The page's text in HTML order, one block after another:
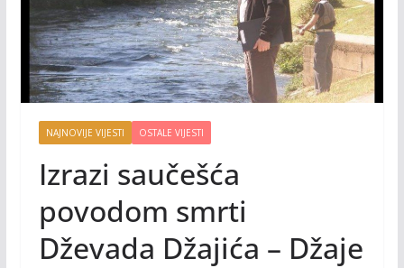
NAJNOVIJE VIJESTI OSTALE VIJESTI
Izrazi saučešća
povodom smrti
Dževada Džajića – Džaje